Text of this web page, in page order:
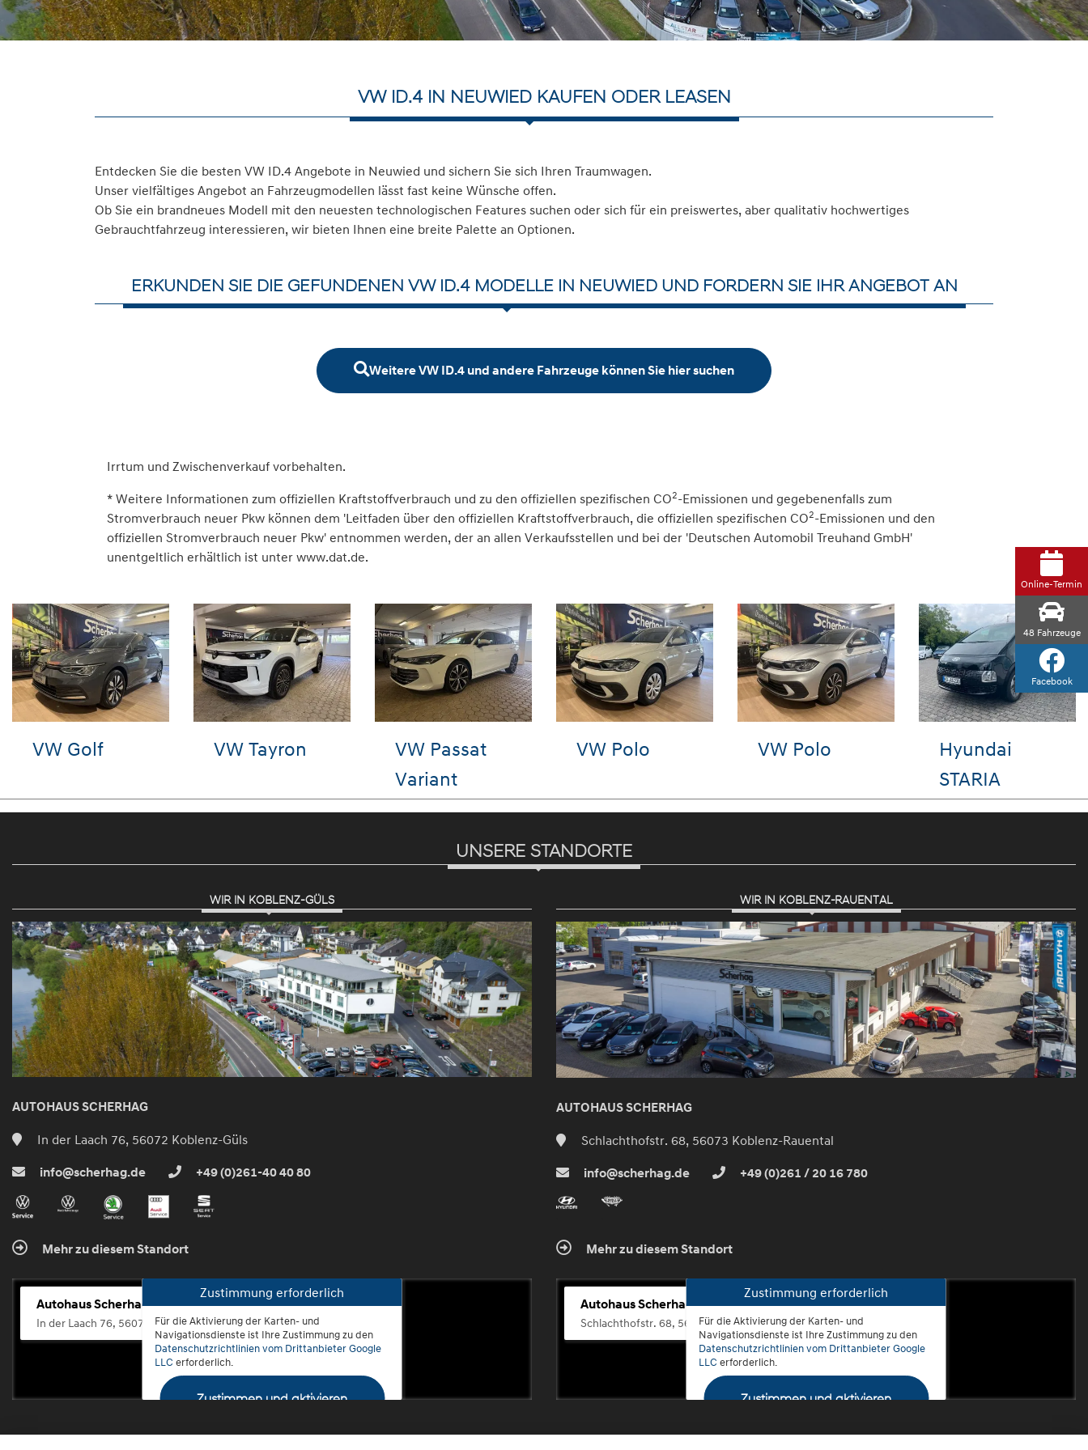
VW ID.4 IN NEUWIED KAUFEN ODER LEASEN
Entdecken Sie die besten VW ID.4 Angebote in Neuwied und sichern Sie sich Ihren Traumwagen.
Unser vielfältiges Angebot an Fahrzeugmodellen lässt fast keine Wünsche offen.
Ob Sie ein brandneues Modell mit den neuesten technologischen Features suchen oder sich für ein preiswertes, aber qualitativ hochwertiges
Gebrauchtfahrzeug interessieren, wir bieten Ihnen eine breite Palette an Optionen.
ERKUNDEN SIE DIE GEFUNDENEN VW ID.4 MODELLE IN NEUWIED UND FORDERN SIE IHR ANGEBOT AN
Weitere VW ID.4 und andere Fahrzeuge können Sie hier suchen
Irrtum und Zwischenverkauf vorbehalten.
* Weitere Informationen zum offiziellen Kraftstoffverbrauch und zu den offiziellen spezifischen CO2-Emissionen und gegebenenfalls zum
Stromverbrauch neuer Pkw können dem 'Leitfaden über den offiziellen Kraftstoffverbrauch, die offiziellen spezifischen CO2-Emissionen und den
offiziellen Stromverbrauch neuer Pkw' entnommen werden, der an allen Verkaufsstellen und bei der 'Deutschen Automobil Treuhand GmbH'
unentgeltlich erhältlich ist unter www.dat.de.
Hyundai i10 VW Touareg Hyundai i20 Seat
UNSERE STANDORTE
WIR IN KOBLENZ-GÜLS
AUTOHAUS SCHERHAG
In der Laach 76, 56072 Koblenz-Güls
info@scherhag.de +49 (0)261-40 40 80
Mehr zu diesem Standort
Autohaus Scherhag
In der Laach 76, 56072 Koblenz-Güls
Zustimmung erforderlich
Für die Aktivierung der Karten- und
Navigationsdienste ist Ihre Zustimmung zu den
Datenschutzrichtlinien vom Drittanbieter Google
LLC erforderlich.
Zustimmen und aktivieren
WIR IN KOBLENZ-RAUENTAL
AUTOHAUS SCHERHAG
Schlachthofstr. 68, 56073 Koblenz-Rauental
info@scherhag.de +49 (0)261 / 20 16 780
Mehr zu diesem Standort
Autohaus Scherhag
Schlachthofstr. 68, 56073 Koblenz-Rauental
Zustimmung erforderlich
Für die Aktivierung der Karten- und
Navigationsdienste ist Ihre Zustimmung zu den
Datenschutzrichtlinien vom Drittanbieter Google
LLC erforderlich.
Zustimmen und aktivieren
Online-Termin
48Fahrzeuge
Facebook